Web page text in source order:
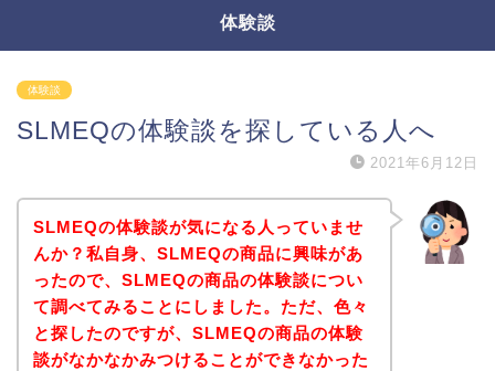
体験談
体験談
SLMEQの体験談を探している人へ
2021年6月12日
SLMEQの体験談が気になる人っていませ
んか？私自身、SLMEQの商品に興味があ
ったので、SLMEQの商品の体験談につい
て調べてみることにしました。ただ、色々
と探したのですが、SLMEQの商品の体験
談がなかなかみつけることができなかった